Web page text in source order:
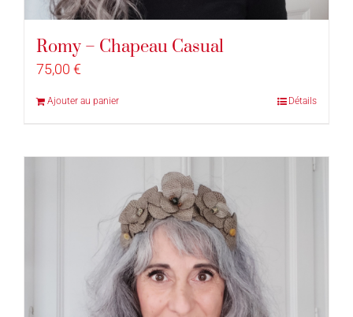
Romy – Chapeau Casual
75,00 €
Ajouter au panier Détails